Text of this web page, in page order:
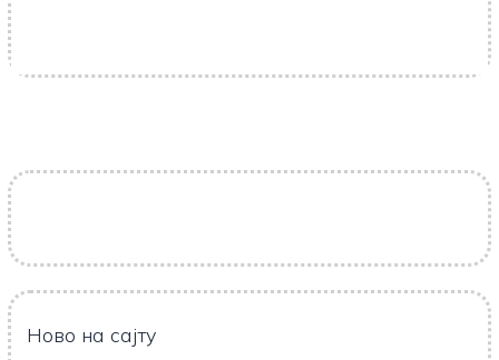
Ново на сајту